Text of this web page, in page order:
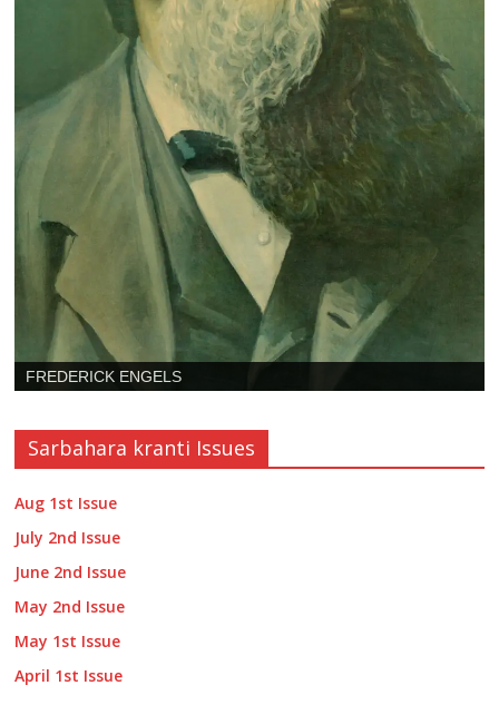
V.I.LENIN
Sarbahara kranti Issues
Aug 1st Issue
July 2nd Issue
June 2nd Issue
May 2nd Issue
May 1st Issue
April 1st Issue